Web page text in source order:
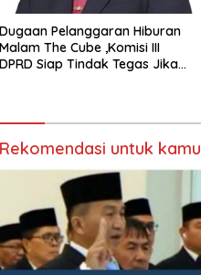
Dugaan Pelanggaran Hiburan
Malam The Cube ,Komisi III
DPRD Siap Tindak Tegas Jika
Rekomendasi untuk kamu